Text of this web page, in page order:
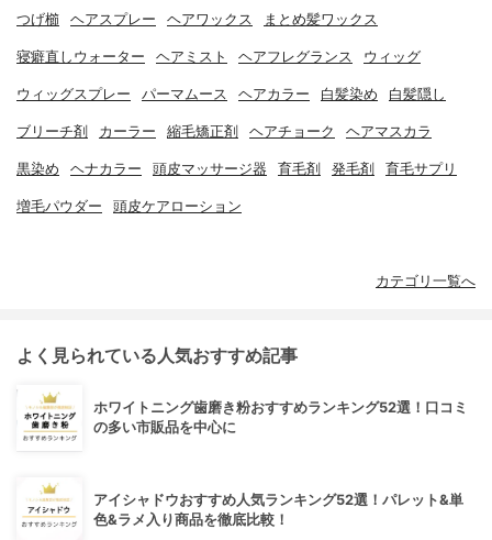
つげ櫛 ヘアスプレー ヘアワックス まとめ髪ワックス
寝癖直しウォーター ヘアミスト ヘアフレグランス ウィッグ
ウィッグスプレー パーマムース ヘアカラー 白髪染め 白髪隠し
ブリーチ剤 カーラー 縮毛矯正剤 ヘアチョーク ヘアマスカラ
黒染め ヘナカラー 頭皮マッサージ器 育毛剤 発毛剤 育毛サプリ
増毛パウダー 頭皮ケアローション
カテゴリ一覧へ
よく見られている人気おすすめ記事
ホワイトニング歯磨き粉おすすめランキング52選！口コミ
の多い市販品を中心に
アイシャドウおすすめ人気ランキング52選！パレット&単
色&ラメ入り商品を徹底比較！